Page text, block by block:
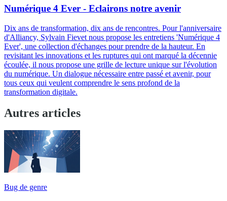
Numérique 4 Ever - Eclairons notre avenir
Dix ans de transformation, dix ans de rencontres. Pour l'anniversaire
d'Alliancy, Sylvain Fievet nous propose les entretiens 'Numérique 4
Ever', une collection d'échanges pour prendre de la hauteur. En
revisitant les innovations et les ruptures qui ont marqué la décennie
écoulée, il nous propose une grille de lecture unique sur l'évolution
du numérique. Un dialogue nécessaire entre passé et avenir, pour
tous ceux qui veulent comprendre le sens profond de la
transformation digitale.
Autres articles
Bug de genre